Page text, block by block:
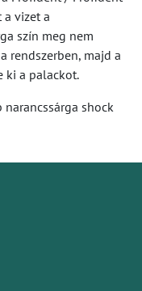
a vizet a
szín meg nem
rendszerben, majd a
ki a palackot.
shock